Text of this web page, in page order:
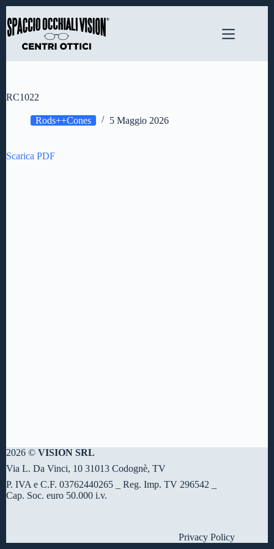
al
contenuto
RC1022
Rods++Cones 5 Maggio 2026
Scarica PDF
2026 © VISION SRL
Via L. Da Vinci, 10 31013 Codognè, TV
P. IVA e C.F. 03762440265 _ Reg. Imp. TV 296542 _
Cap. Soc. euro 50.000 i.v.
Privacy Policy